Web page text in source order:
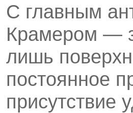
С главным
Крамером —
лишь
постоянное
присутствие